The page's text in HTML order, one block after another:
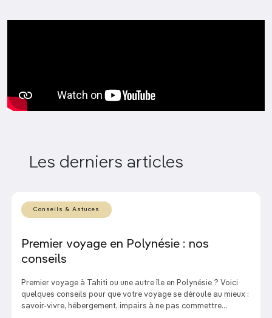
Les derniers articles
Conseils & Astuces
Premier voyage en Polynésie : nos
conseils
Premier voyage à Tahiti ou une autre île en Polynésie ? Voici
quelques conseils pour que votre voyage se déroule au mieux :
savoir-vivre, hébergement, impairs à ne pas commettre...